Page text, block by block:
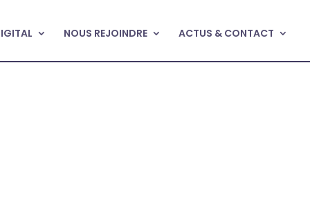
NOUS REJOINDRE ACTUS & CONTACT